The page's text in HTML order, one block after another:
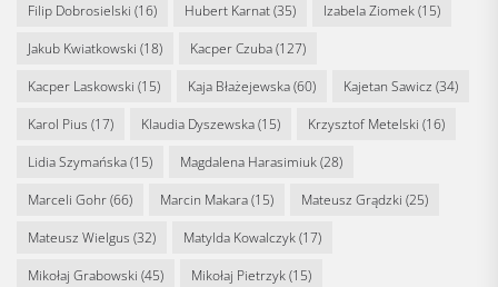
Filip Dobrosielski (16) Hubert Karnat(35) Izabela Ziomek(15)
Jakub Kwiatkowski (18) Kacper Czuba(127)
Kacper Laskowski (15) Kaja Błażejewska(60) Kajetan Sawicz (34)
Karol Pius (17) Klaudia Dyszewska(15) Krzysztof Metelski (16)
Lidia Szymańska(15) Magdalena Harasimiuk(28)
Marceli Gohr(66) Marcin Makara(15) Mateusz Grądzki (25)
Mateusz Wielgus (32) Matylda Kowalczyk(17)
Mikołaj Grabowski (45) Mikołaj Pietrzyk(15)